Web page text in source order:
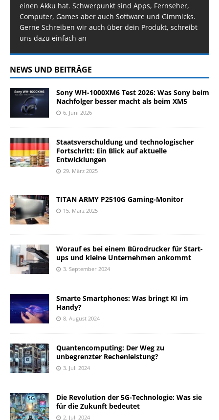
einen Akku hat. Schwerpunkt sind Apps, Fernseher,
Computer, Games aber auch Software und Gimmicks.
Gerne Schreiben wir auch über dein Produkt, schreibt
uns dazu einfach an
NEWS UND BEITRÄGE
Sony WH-1000XM6 Test 2026: Was Sony beim
Nachfolger besser macht als beim XM5
6. Juni 2026
Staatsverschuldung und technologischer
Fortschritt: Ein Blick auf aktuelle
Entwicklungen
29. März 2025
TITAN ARMY P2510G Gaming-Monitor
15. März 2025
Worauf es bei einem Bürodrucker für Start-
ups und kleine Unternehmen ankommt
3. September 2024
Smarte Smartphones: Was bringt KI im
Handy?
8. August 2024
Quantencomputing: Der Weg zu
unbegrenzter Rechenleistung?
3. Juli 2024
Die Revolution der 5G-Technologie: Was sie
für die Zukunft bedeutet
2. Juli 2024